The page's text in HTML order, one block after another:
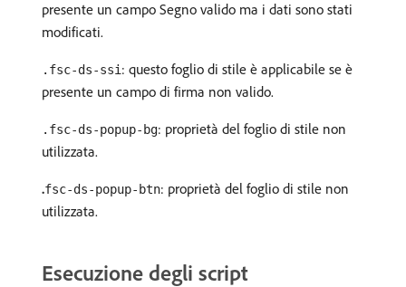
presente un campo Segno valido ma i dati sono stati
modificati.
.fsc-ds-ssi : questo foglio di stile è applicabile se è
presente un campo di firma non valido.
.fsc-ds-popup-bg: proprietà del foglio di stile non
utilizzata.
.fsc-ds-popup-btn: proprietà del foglio di stile non
utilizzata.
Esecuzione degli script